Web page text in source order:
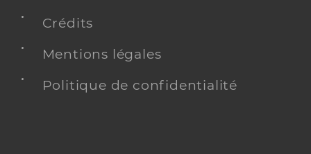
Crédits
Mentions légales
Politique de confidentialité